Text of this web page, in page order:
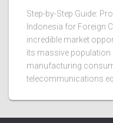
Step-by-Step Guide:
Indonesia for Foreign
incredible market
its massive
manufacturing
telecommunications